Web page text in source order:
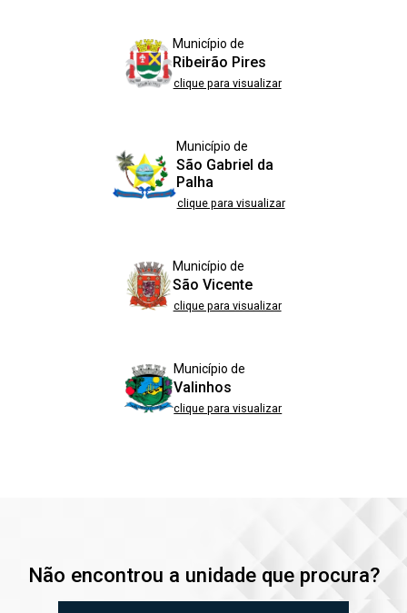
Município de
Ribeirão Pires
clique para visualizar
Município de
São Gabriel da
Palha
clique para visualizar
Município de
São Vicente
clique para visualizar
Município de
Valinhos
clique para visualizar
Não encontrou a unidade que procura?